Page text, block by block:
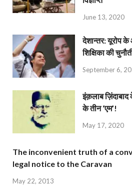
June 13, 2020
देशान्‍तर: यूरोप के
शिक्षिका की
September 6,
इंक़लाब
के तीन ‘एम’!
May 17, 2020
The inconvenient truth of a
legal notice to the Caravan
May 22, 2013